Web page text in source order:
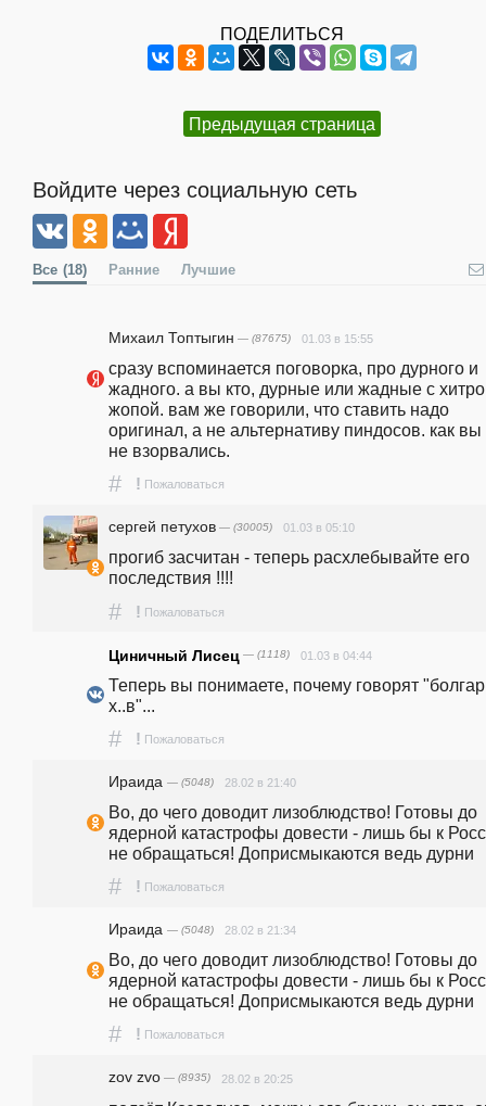
ПОДЕЛИТЬСЯ
Предыдущая страница
Войдите через социальную сеть
Все (18) Ранние Лучшие
Михаил Топтыгин — (87675) 01.03 в 15:55
сразу вспоминается поговорка, про дурного и
жадного. а вы кто, дурные или жадные с
жопой. вам же говорили, что ставить надо
оригинал, а не альтернативу пиндосов. как
не взорвались.
# ! Пожаловаться
сергей петухов — (30005) 01.03 в 05:10
прогиб засчитан - теперь расхлебывайте его
последствия !!!!
# ! Пожаловаться
Циничный Лисец — (1118) 01.03 в 04:44
Теперь вы понимаете, почему говорят
х..в"...
# ! Пожаловаться
Ираида — (5048) 28.02 в 21:40
Во, до чего доводит лизоблюдство! Готовы до
ядерной катастрофы довести - лишь бы к
не обращаться! Доприсмыкаются ведь дурни
# ! Пожаловаться
Ираида — (5048) 28.02 в 21:34
Во, до чего доводит лизоблюдство! Готовы до
ядерной катастрофы довести - лишь бы к
не обращаться! Доприсмыкаются ведь дурни
# ! Пожаловаться
zov zvo — (8935) 28.02 в 20:25